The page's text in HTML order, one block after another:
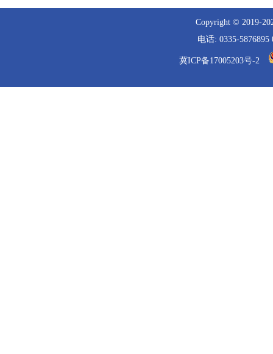
Copyright © 2019-
电话: 0335-
冀ICP备17005203号-2